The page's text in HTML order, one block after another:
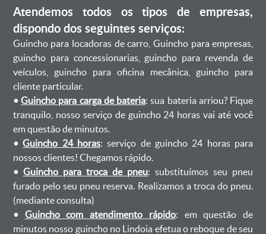
Atendemos todos os tipos de empresas,
dispondo dos seguintes serviços:
Guincho para locadoras de carro, Guincho para empresas,
guincho para concessionarias, guincho para revenda de
veículos, guincho para oficina mecânica, guincho para
cliente particular.
•Guincho para carga de bateria: sua bateria arriou? Fique
tranquilo, nosso serviço de guincho 24 horas vai até você
em questão de minutos.
•Guincho 24 horas: serviço de guincho 24 horas para
nossos clientes! Chegamos rápido.
• Guincho para troca de pneu: substituímos seu pneu
furado pelo seu pneu reserva. Realizamos a troca do pneu.
(mediante consulta)
• Guincho com atendimento rápido: em questão de
minutos nosso guincho no Lindoia efetua o reboque de seu